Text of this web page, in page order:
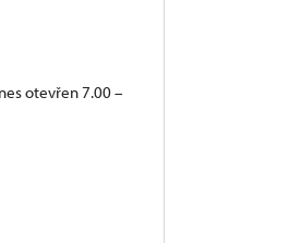
otevřen 7.00 –